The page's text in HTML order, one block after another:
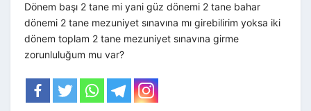
Dönem başı 2 tane mi yani güz dönemi 2 tane bahar
dönemi 2 tane mezuniyet sınavına mı girebilirim yoksa iki
dönem toplam 2 tane mezuniyet sınavına girme
zorunluluğum mu var?